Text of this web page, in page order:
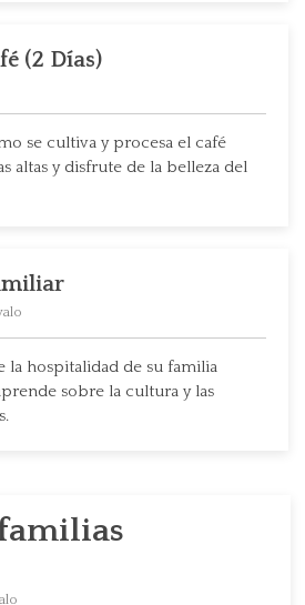
(2 Días)
se cultiva y procesa el café
altas y disfrute de la belleza del
la hospitalidad de su familia
sobre la cultura y las